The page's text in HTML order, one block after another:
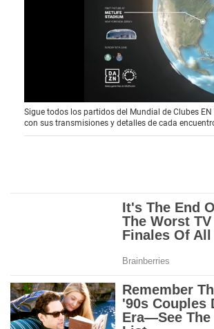
0
o
f
4
Sigue todos los partidos del Mundial de Clubes EN
con sus transmisiones y detalles de cada